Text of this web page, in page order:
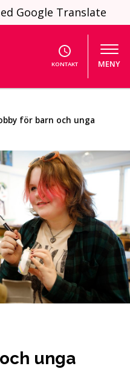
Google Translate
KONTAKT MENY
för barn och unga
unga